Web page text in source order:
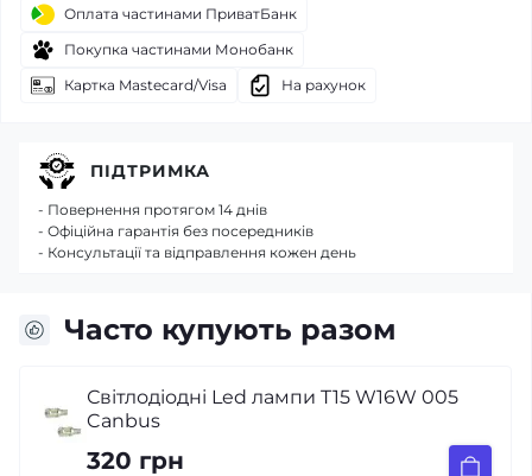
Оплата частинами ПриватБанк
Покупка частинами Монобанк
Картка Mastecard/Visa
На рахунок
Часто купують разом
Світлодіодні Led лампи T15 W16W 005
Canbus
320 грн
ПІДТРИМКА
- Повернення протягом 14 днів
- Офіційна гарантія без посередників
- Консультації та відправлення кожен день